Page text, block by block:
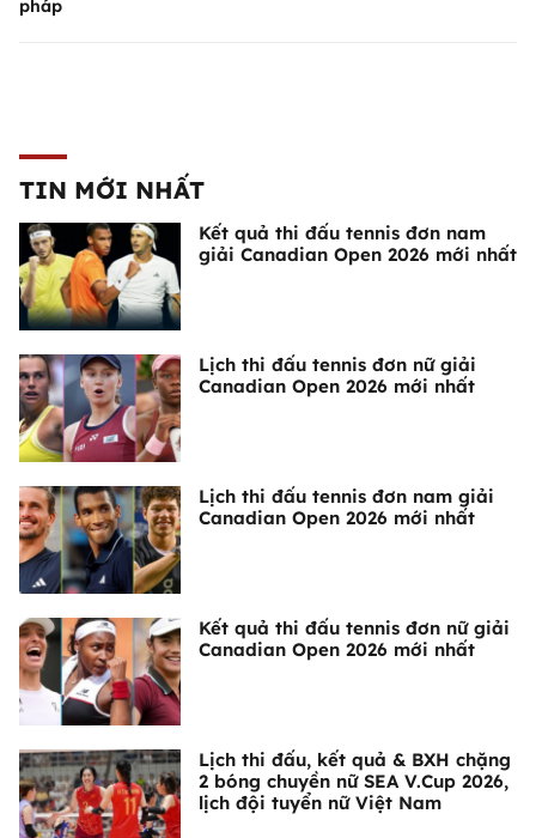
pháp
TIN MỚI NHẤT
Kết quả thi đấu tennis đơn nam
giải Canadian Open 2026 mới nhất
Lịch thi đấu tennis đơn nữ giải
Canadian Open 2026 mới nhất
Lịch thi đấu tennis đơn nam giải
Canadian Open 2026 mới nhất
Kết quả thi đấu tennis đơn nữ giải
Canadian Open 2026 mới nhất
Lịch thi đấu, kết quả & BXH chặng
2 bóng chuyền nữ SEA V.Cup 2026,
lịch đội tuyển nữ Việt Nam